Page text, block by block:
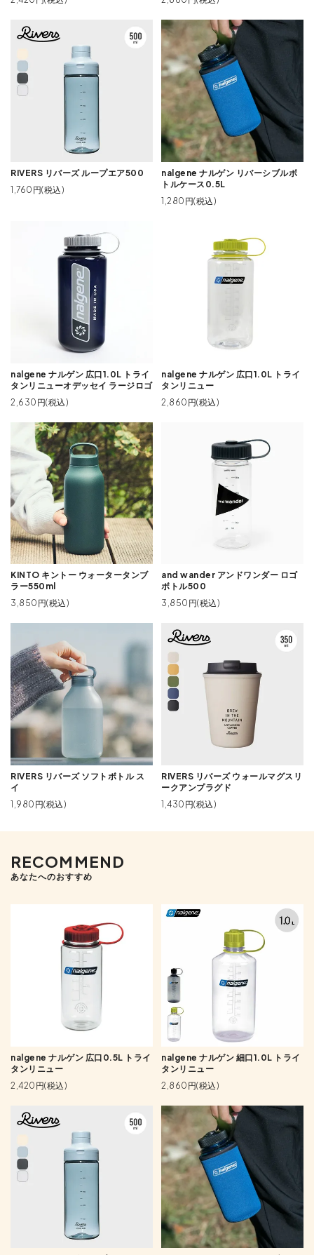
RIVERS リバーズ ループエア500
1,760円(税込)
nalgene ナルゲン リバーシブルボ
トルケース0.5L
1,280円(税込)
nalgene ナルゲン 広口1.0L トライ
タンリニューオデッセイ ラージロゴ
2,630円(税込)
nalgene ナルゲン 広口1.0L トライ
タンリニュー
2,860円(税込)
KINTO キントー ウォータータンブ
ラー550ml
3,850円(税込)
and wander アンドワンダー ロゴ
ボトル500
3,850円(税込)
RIVERS リバーズ ソフトボトル ス
イ
1,980円(税込)
RIVERS リバーズ ウォールマグスリ
ークアンプラグド
1,430円(税込)
RECOMMEND
あなたへのおすすめ
nalgene ナルゲン 広口0.5L トライ
タンリニュー
2,420円(税込)
nalgene ナルゲン 細口1.0L トライ
タンリニュー
2,860円(税込)